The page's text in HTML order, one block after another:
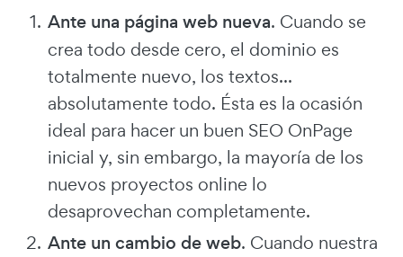
Ante una página web nueva. Cuando se
crea todo desde cero, el dominio es
totalmente nuevo, los textos...
absolutamente todo. Ésta es la ocasión
ideal para hacer un buen SEO OnPage
inicial y, sin embargo, la mayoría de los
nuevos proyectos online lo
desaprovechan completamente.
Ante un cambio de web. Cuando nuestra